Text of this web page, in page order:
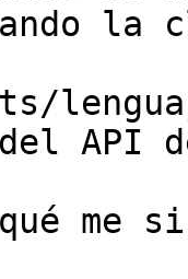
la
API
me